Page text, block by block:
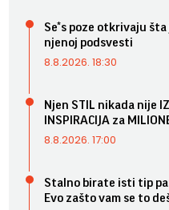
Se*s poze otkrivaju
njenoj podsvesti
8.8.2026. 18:30
Njen STIL nikada nije
INSPIRACIJA za
8.8.2026. 17:00
Stalno birate isti tip
Evo zašto vam se to